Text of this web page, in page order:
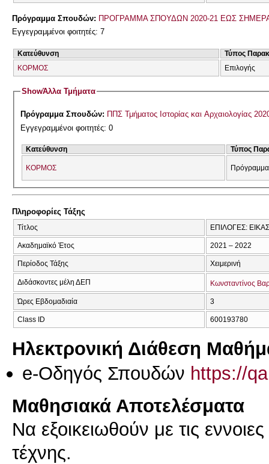
Πρόγραμμα Σπουδών: ΠΡΟΓΡΑΜΜΑ ΣΠΟΥΔΩΝ 2020-21 ΕΩΣ
Εγγεγραμμένοι φοιτητές: 7
Κατεύθυνση
Τύπος
ΚΟΡΜΟΣ
Επιλογής
ShowΆλλα Τμήματα
Πρόγραμμα Σπουδών: ΠΠΣ Τμήματος Ιστορίας και Αρχαιολογίας
Εγγεγραμμένοι φοιτητές: 0
Κατεύθυνση Τύπος
ΚΟΡΜΟΣ
Πληροφορίες Τάξης
Τίτλος ΕΠΙΛΟΓΕΣ:
Ακαδημαϊκό Έτος 2021 – 2022
Περίοδος Τάξης Χειμερινή
Διδάσκοντες μέλη ΔΕΠ Κωνσταντίνος
Ώρες Εβδομαδιαία 3
Class ID 600193780
Ηλεκτρονική Διάθεση
e-Οδηγός Σπουδών https://
Μαθησιακά Αποτελέσματα
Να εξοικειωθούν με τις
τέχνης.